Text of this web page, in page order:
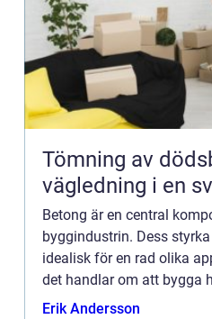
Tömning av
vägledning i en
Betong är en central
byggindustrin. Dess
idealisk för en rad olika
det handlar om att bygga
eller broar, står beto...
Erik Andersson